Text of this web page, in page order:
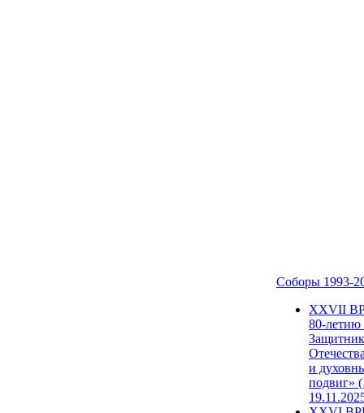
Соборы 1993-
ХХVII
80-
и
подвиг»